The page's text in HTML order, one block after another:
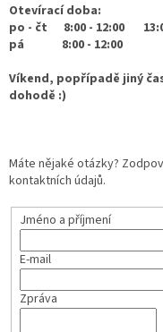
Otevírací doba:
po - čt 8:00 - 12:00
pá 8:00 - 12:00
Víkend, popřípadě jiný
dohodě :)
Máte nějaké otázky?
kontaktních údajů.
Jméno a příjmení
E-mail
Zpráva